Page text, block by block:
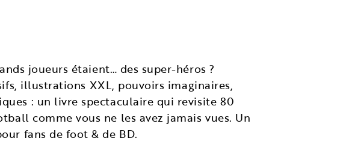
joueurs étaient… des super-héros ?
illustrations XXL, pouvoirs imaginaires,
: un livre spectaculaire qui revisite 80
comme vous ne les avez jamais vues. Un
fans de foot & de BD.